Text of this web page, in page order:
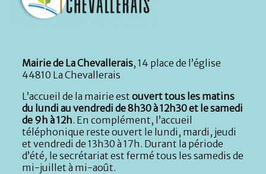
Mairie de La Chevallerais, 14 place de l’église
44810 La Chevallerais
L’accueil de la mairie estouvert tous les matins
du lundi au vendredi de 8h30 à 12h30 et le samedi
de 9h à 12h. En complément, l’accueil
téléphonique reste ouvert le lundi, mardi, jeudi
et vendredi de 13h30 à 17h. Durant la période
d’été, le secrétariat est fermé tous les samedis de
mi-juillet à mi-août.